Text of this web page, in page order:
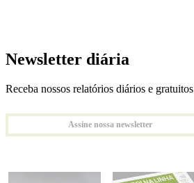
Newsletter diária
Receba nossos relatórios diários e gratuitos
Assine nossa newsletter